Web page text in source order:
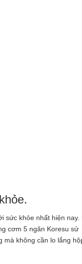
sức khỏe nhất hiện nay.
cơm 5 ngăn Koresu sử
mà không cần lo lắng